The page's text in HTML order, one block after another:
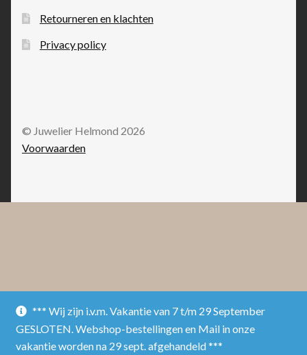
*** Wij zijn i.v.m. Vakantie van 7 t/m 29 September
GESLOTEN. Webshop-bestellingen en Mail in onze
vakantie worden na 29 sept. afgehandeld ***
Retourneren en klachten
Privacy policy
© Juwelier Helmond 2026
Voorwaarden